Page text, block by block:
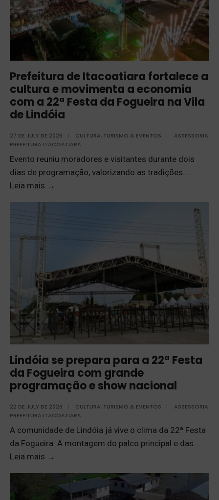
Prefeitura de Itacoatiara fortalece a
cultura e movimenta a economia
com a 22ª Festa da Fogueira na Vila
de Lindóia
27 DE JULY DE 2026 | CULTURA, TURISMO & EVENTOS |
ASSESSORIA
PREFEITURA ITACOATIARA
Evento reuniu moradores e visitantes durante dois
dias de programação, valorizando as tradições...
Leia mais →
Lindóia se prepara para a 22ª Festa
da Fogueira com grande
programação e show nacional
22 DE JULY DE 2026 | CULTURA, TURISMO & EVENTOS |
ASSESSORIA
PREFEITURA ITACOATIARA
A comunidade de Lindóia já vive o clima da 22ª Festa
da Fogueira. A montagem do palco principal e das...
Leia mais →